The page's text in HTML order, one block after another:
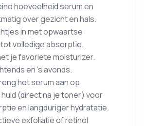
hoeveelheid serum en
over gezicht en hals.
in met opwaartse
volledige absorptie.
je favoriete moisturizer.
en ’s avonds.
het serum aan op
(direct na je toner) voor
en langduriger hydratatie.
exfoliatie of retinol